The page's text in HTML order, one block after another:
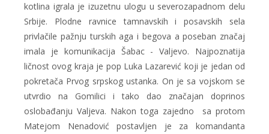
kotlina igrala je izuzetnu ulogu u severozapadnom delu
Srbije. Plodne ravnice tamnavskih i posavskih sela
privlačile pažnju turskih aga i begova a poseban značaj
imala je komunikacija Šabac - Valjevo. Najpoznatija
ličnost ovog kraja je pop Luka Lazarević koji je jedan od
pokretača Prvog srpskog ustanka. On je sa vojskom se
utvrdio na Gomilici i tako dao značajan doprinos
oslobađanju Valjeva. Nakon toga zajedno sa protom
Matejom Nenadović postavljen je za komandanta